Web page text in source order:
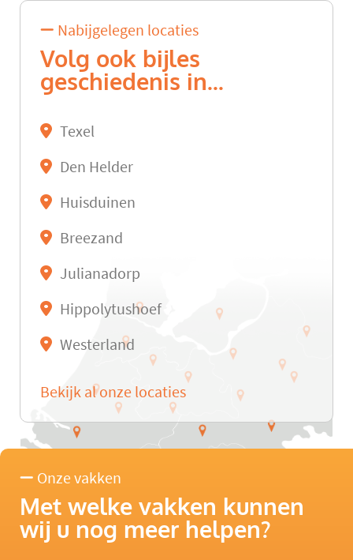
Nabijgelegen locaties
Volg ook bijles
geschiedenis in...
Texel
Den Helder
Huisduinen
Breezand
Julianadorp
Hippolytushoef
Westerland
Bekijk al onze locaties
Onze vakken
Met welke vakken kunnen
wij u nog meer helpen?